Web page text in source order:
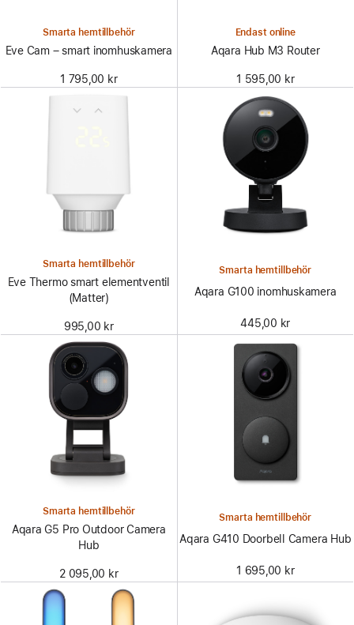
Smarta hemtillbehör
Eve Cam – smart inomhuskamera
1 795,00 kr
Endast online
Aqara Hub M3 Router
1 595,00 kr
Smarta hemtillbehör
Eve Thermo smart elementventil
(Matter)
995,00 kr
Smarta hemtillbehör
Aqara G100 inomhuskamera
445,00 kr
Smarta hemtillbehör
Aqara G5 Pro Outdoor Camera
Hub
2 095,00 kr
Smarta hemtillbehör
Aqara G410 Doorbell Camera Hub
1 695,00 kr